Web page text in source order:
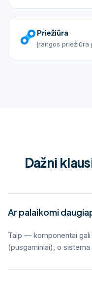
Priežiūra
Įrangos priežiūra
Dažni
Ar palaikomi
Taip — komponentai
(pusgaminiai), o